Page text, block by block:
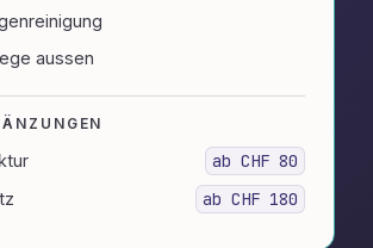
aussen
ab CHF 80
ab CHF 180